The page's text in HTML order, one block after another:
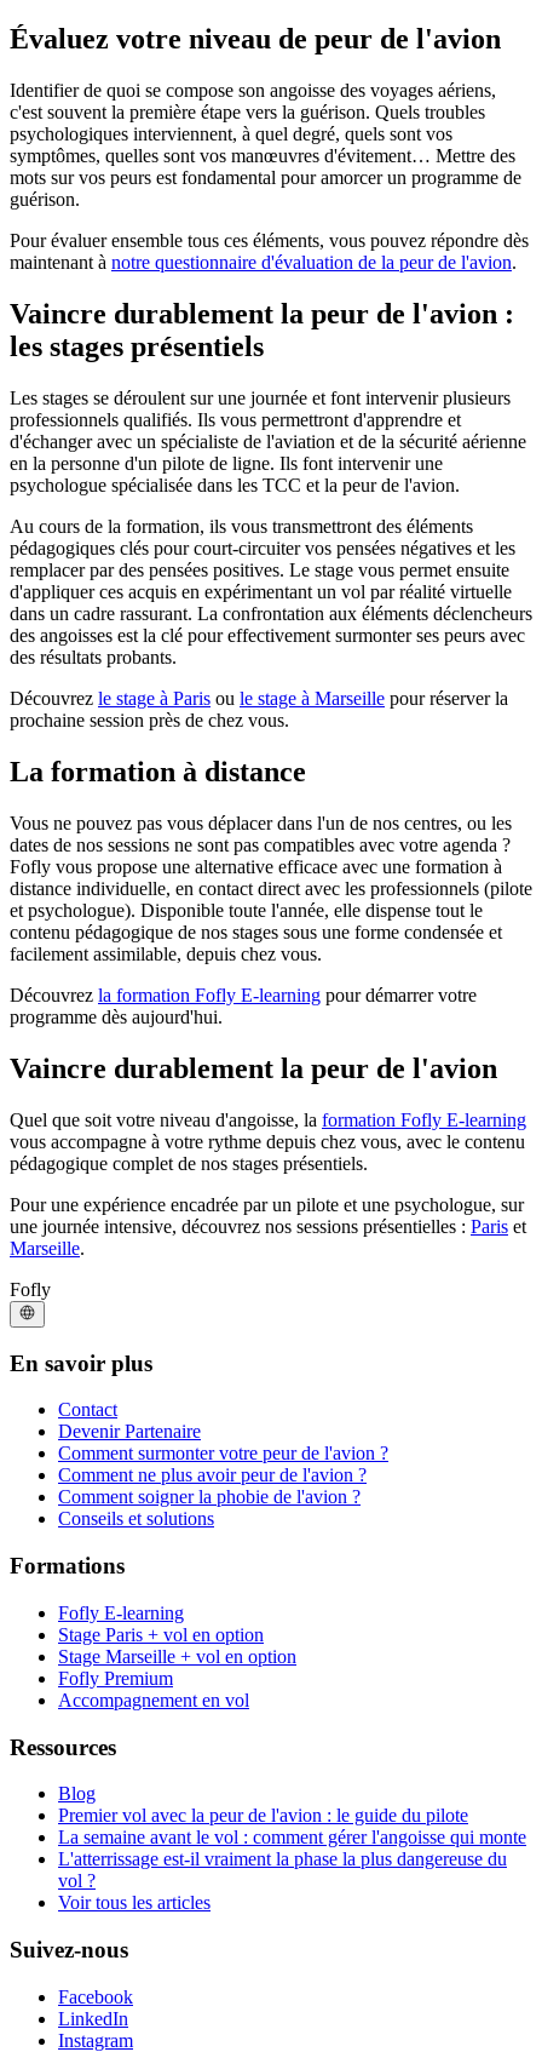
Évaluez votre niveau de peur de l'avion
Identifier de quoi se compose son angoisse des voyages aériens,
c'est souvent la première étape vers la guérison. Quels troubles
psychologiques interviennent, à quel degré, quels sont vos
symptômes, quelles sont vos manœuvres d'évitement… Mettre des
mots sur vos peurs est fondamental pour amorcer un programme de
guérison.
Pour évaluer ensemble tous ces éléments, vous pouvez répondre dès
maintenant à notre questionnaire d'évaluation de la peur de l'avion.
Vaincre durablement la peur de l'avion :
les stages présentiels
Les stages se déroulent sur une journée et font intervenir plusieurs
professionnels qualifiés. Ils vous permettront d'apprendre et
d'échanger avec un spécialiste de l'aviation et de la sécurité aérienne
en la personne d'un pilote de ligne. Ils font intervenir une
psychologue spécialisée dans les TCC et la peur de l'avion.
Au cours de la formation, ils vous transmettront des éléments
pédagogiques clés pour court-circuiter vos pensées négatives et les
remplacer par des pensées positives. Le stage vous permet ensuite
d'appliquer ces acquis en expérimentant un vol par réalité virtuelle
dans un cadre rassurant. La confrontation aux éléments déclencheurs
des angoisses est la clé pour effectivement surmonter ses peurs avec
des résultats probants.
Découvrez le stage à Paris ou le stage à Marseille pour réserver la
prochaine session près de chez vous.
La formation à distance
Vous ne pouvez pas vous déplacer dans l'un de nos centres, ou les
dates de nos sessions ne sont pas compatibles avec votre agenda ?
Fofly vous propose une alternative efficace avec une formation à
distance individuelle, en contact direct avec les professionnels (pilote
et psychologue). Disponible toute l'année, elle dispense tout le
contenu pédagogique de nos stages sous une forme condensée et
facilement assimilable, depuis chez vous.
Découvrez la formation Fofly E-learning pour démarrer votre
programme dès aujourd'hui.
Vaincre durablement la peur de l'avion
Quel que soit votre niveau d'angoisse, la formation Fofly E-learning
vous accompagne à votre rythme depuis chez vous, avec le contenu
pédagogique complet de nos stages présentiels.
Pour une expérience encadrée par un pilote et une psychologue, sur
une journée intensive, découvrez nos sessions présentielles : Paris et
Marseille.
Fofly
En savoir plus
Contact
Devenir Partenaire
Comment surmonter votre peur de l'avion ?
Comment ne plus avoir peur de l'avion ?
Comment soigner la phobie de l'avion ?
Conseils et solutions
Formations
Fofly E-learning
Stage Paris + vol en option
Stage Marseille + vol en option
Fofly Premium
Accompagnement en vol
Ressources
Blog
Premier vol avec la peur de l'avion : le guide du pilote
La semaine avant le vol : comment gérer l'angoisse qui monte
L'atterrissage est-il vraiment la phase la plus dangereuse du
vol ?
Voir tous les articles
Suivez-nous
Facebook
LinkedIn
Instagram